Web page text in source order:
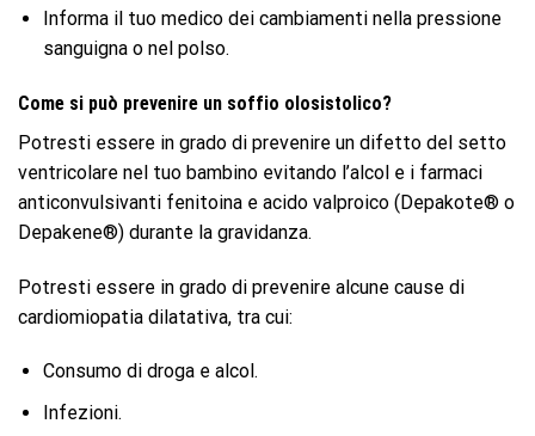
Informa il tuo medico dei cambiamenti nella pressione
sanguigna o nel polso.
Come si può prevenire un soffio olosistolico?
Potresti essere in grado di prevenire un difetto del setto
ventricolare nel tuo bambino evitando l’alcol e i farmaci
anticonvulsivanti fenitoina e acido valproico (Depakote® o
Depakene®) durante la gravidanza.
Potresti essere in grado di prevenire alcune cause di
cardiomiopatia dilatativa, tra cui:
Consumo di droga e alcol.
Infezioni.